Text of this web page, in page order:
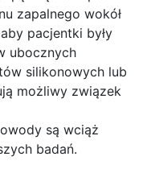
zapalnego wokół
pacjentki były
ubocznych
silikonowych lub
możliwy związek
są wciąż
badań.